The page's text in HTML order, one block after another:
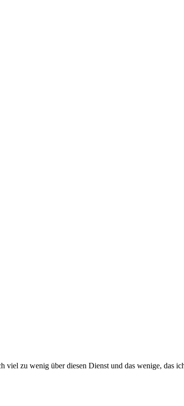
zu wenig über diesen Dienst und das wenige, das